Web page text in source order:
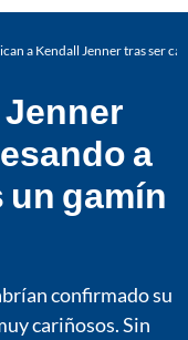
a Kendall Jenner tras ser
a
un gamín
confirmado su
cariñosos. Sin